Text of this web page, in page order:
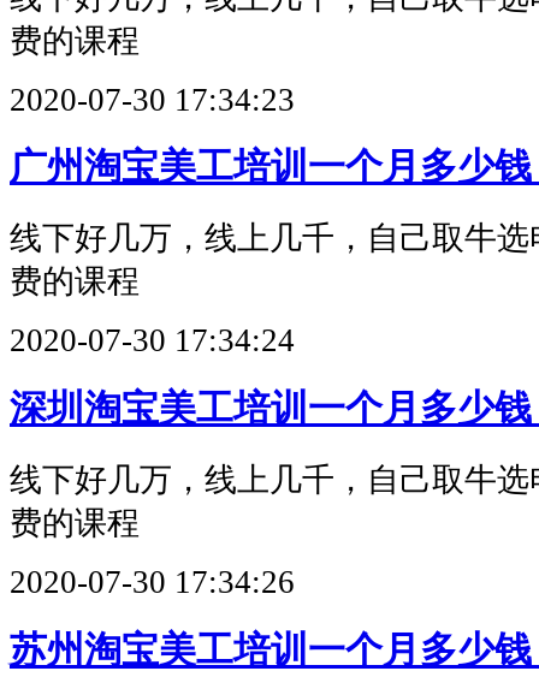
费的课程
2020-07-30 17:34:23
广州淘宝美工培训一个月多少
线下好几万，线上几千，自己取牛
费的课程
2020-07-30 17:34:24
深圳淘宝美工培训一个月多少
线下好几万，线上几千，自己取牛
费的课程
2020-07-30 17:34:26
苏州淘宝美工培训一个月多少